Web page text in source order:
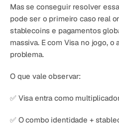
Mas se conseguir resolver
pode ser o primeiro caso real
stablecoins e pagamentos
massiva. E com Visa no jogo, o
problema.
O que vale observar:
✅ Visa entra como
✅ O combo identidade +